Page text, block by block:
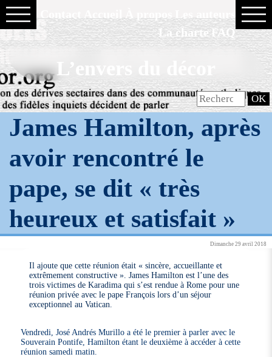
La charte FAQ
L’envers du décor
James Hamilton, après
avoir rencontré le
pape, se dit « très
heureux et satisfait »
Dimanche 29 avril 2018
Il ajoute que cette réunion était « sincère, accueillante et
extrêmement constructive ». James Hamilton est l’une des
trois victimes de Karadima qui s’est rendue à Rome pour une
réunion privée avec le pape François lors d’un séjour
exceptionnel au Vatican.
Vendredi, José Andrés Murillo a été le premier à parler avec le
Souverain Pontife, Hamilton étant le deuxième à accéder à cette
réunion samedi matin.